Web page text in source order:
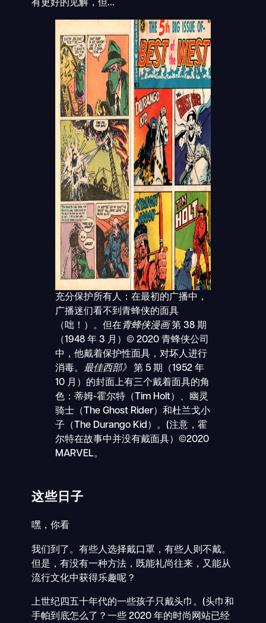
有更好的见解，但...
充分保护所有人：在最初的广播中，
广播迷们看不到青蜂侠的面具
（咄！）。但在青蜂侠漫画第 38 期
（1948 年 3 月）© 2020 青蜂侠公司
中，他戴着保护性面具，对坏人进行
消毒。 最佳西部》 第 5 期（1952 年
10 月）的封面上有三个戴着面具的角
色：蒂姆-霍尔特（Tim Holt）、幽灵
骑士（The Ghost Rider）和杜兰戈小
子（The Durango Kid）。(注意，霍
尔特在故事中并没有戴面具）©2020
MARVEL。
这些日子
嘿，你看
我们到了。有些人选择戴口罩，有些人则不戴。
但是，有没有一种方法，既能礼尚往来，又能从
流行文化中获得乐趣呢？
上世纪四五十年代的一些孩子只戴头巾。(头巾和
手帕到底怎么了？一些 2020 年的时尚网站已经